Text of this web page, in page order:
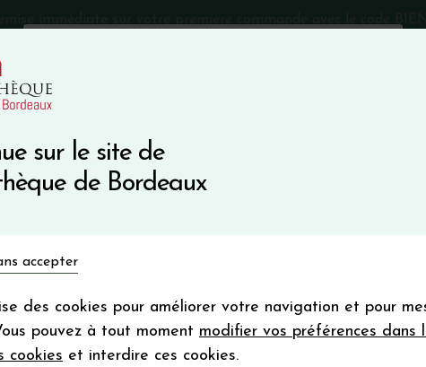
sur le site de
de Bordeaux
accepter
des cookies pour améliorer votre navigation et pour
pouvez à tout moment modifier vos préférences dans
cookies et interdire ces cookies.
Vins du monde
En m’abonnant, j’accepte de recevoir la
Vinothèque de Bordeaux.